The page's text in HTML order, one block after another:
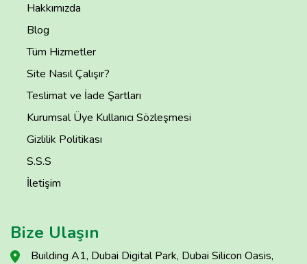
Hakkımızda
Blog
Tüm Hizmetler
Site Nasıl Çalışır?
Teslimat ve İade Şartları
Kurumsal Üye Kullanıcı Sözleşmesi
Gizlilik Politikası
S.S.S
İletişim
Bize Ulaşın
Building A1, Dubai Digital Park, Dubai Silicon Oasis,